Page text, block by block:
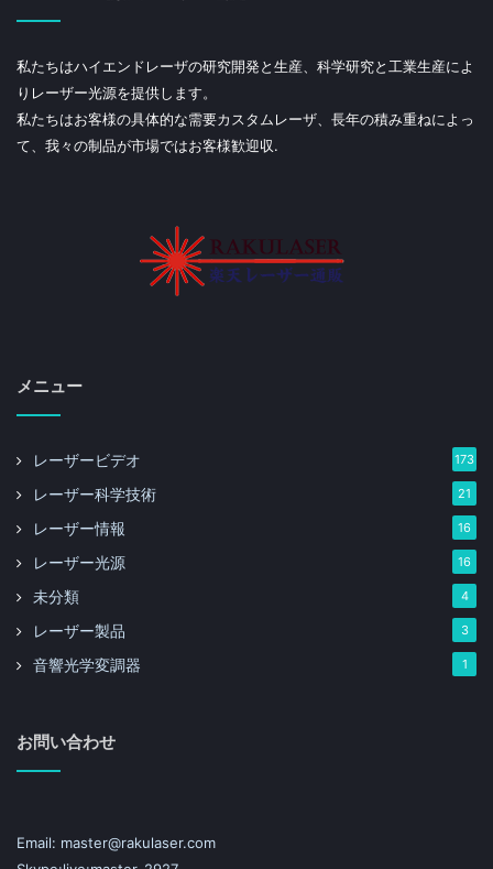
私たちはハイエンドレーザの研究開発と生産、科学研究と工業生産によ
りレーザー光源を提供します。
私たちはお客様の具体的な需要カスタムレーザ、長年の積み重ねによっ
て、我々の制品が市場ではお客様歓迎収.
メニュー
レーザービデオ 173
レーザー科学技術 21
レーザー情報 16
レーザー光源 16
未分類 4
レーザー製品 3
音響光学変調器 1
お問い合わせ
Email: master@rakulaser.com